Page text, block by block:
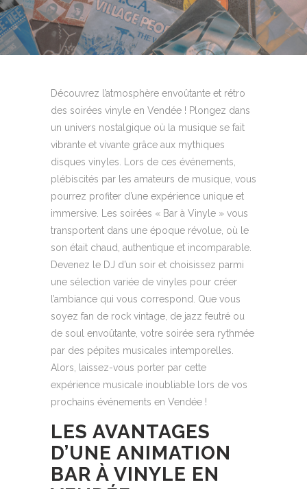
Découvrez l’atmosphère envoûtante et rétro
des soirées vinyle en Vendée ! Plongez dans
un univers nostalgique où la musique se fait
vibrante et vivante grâce aux mythiques
disques vinyles. Lors de ces événements,
plébiscités par les amateurs de musique, vous
pourrez profiter d’une expérience unique et
immersive. Les soirées « Bar à Vinyle » vous
transportent dans une époque révolue, où le
son était chaud, authentique et incomparable.
Devenez le DJ d’un soir et choisissez parmi
une sélection variée de vinyles pour créer
l’ambiance qui vous correspond. Que vous
soyez fan de rock vintage, de jazz feutré ou
de soul envoûtante, votre soirée sera rythmée
par des pépites musicales intemporelles.
Alors, laissez-vous porter par cette
expérience musicale inoubliable lors de vos
prochains événements en Vendée !
LES AVANTAGES
D’UNE ANIMATION
BAR À VINYLE EN